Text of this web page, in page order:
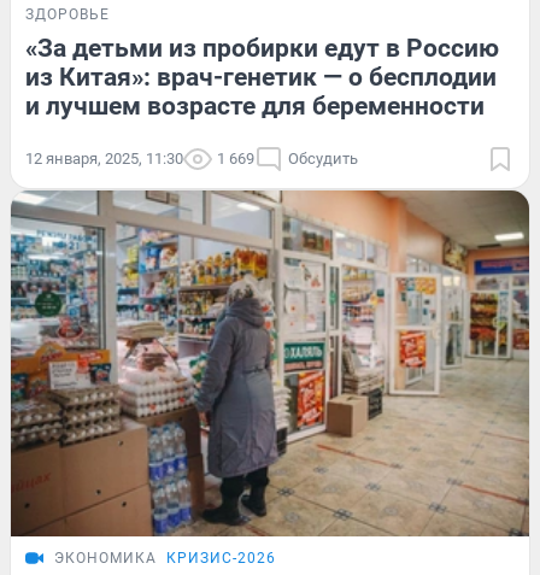
ЗДОРОВЬЕ
«За детьми из пробирки едут в Россию
из Китая»: врач-генетик — о бесплодии
и лучшем возрасте для беременности
12 января, 2025, 11:30 1 669 Обсудить
ЭКОНОМИКА КРИЗИС-2026